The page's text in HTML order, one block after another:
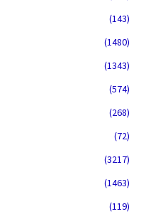
(143)
(1480)
(1343)
(574)
(268)
(72)
(3217)
(1463)
(119)